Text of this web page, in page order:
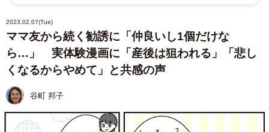
2023.02.07(Tue)
ママ友から続く勧誘に「仲良いし1個だけな
ら…」 実体験漫画に「産後は狙われる」「悲し
くなるからやめて」と共感の声
谷町 邦子